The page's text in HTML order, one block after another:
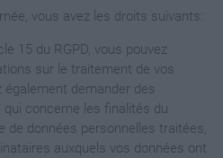
vous avez les droits suivants:
15 du RGPD, vous pouvez
sur le traitement de vos
également demander des
concerne les finalités du
de données personnelles traitées,
auxquels vos données ont